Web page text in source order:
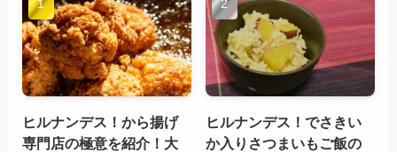
ヒルナンデス！から揚げ
専門店の極意を紹介！大
ヒルナンデス！でさきい
か入りさつまいもご飯の